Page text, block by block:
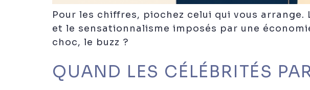
Pour les chiffres, piochez celui qui vous
et le sensationnalisme imposés par une
choc, le buzz ?
QUAND LES CÉLÉBRITÉS